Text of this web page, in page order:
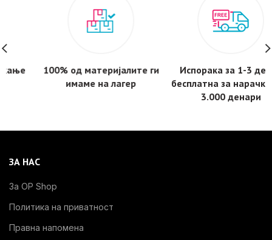
100% од материјалите ги
имаме на лагер
Испорака за 1-3 дена -
бесплатнa за нарачки над
3.000 денари
ЗА НАС
За OP Shop
Политика на приватност
Правна напомена